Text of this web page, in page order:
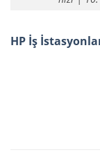
HP İş